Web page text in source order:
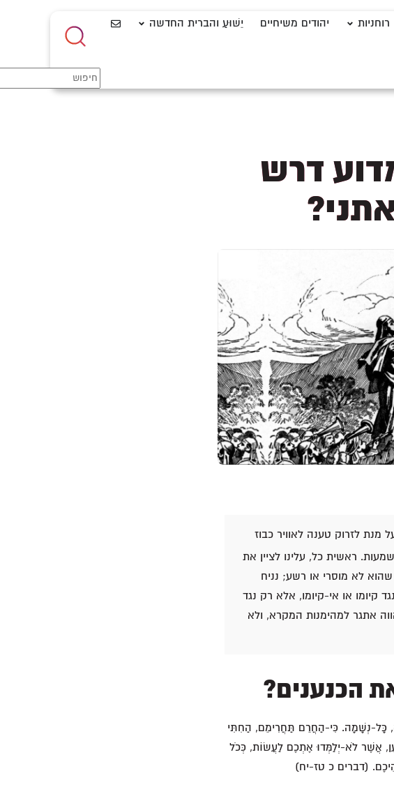
רוחניות יהודים משיחיים יֵשׁוּעַ והברית החדשה
דרש
לזרוק טענה לאוויר כבוז
ראשית כל, עלינו לציין את
לא מוסרי או רשע; נניח
קיומו או אי-קיומו, אלא רק נגד
אתגר למהימנות המקרא, ולא
הכנענים?
כָּל-נְשָׁמָה. כִּי-הַחֲרֵם תַּחֲרִימֵם, הַחִתִּי
אֲשֶׁר לֹא-יְלַמְּדוּ אֶתְכֶם לַעֲשׂוֹת, כְּכֹל
(דברים כ טז-יח)